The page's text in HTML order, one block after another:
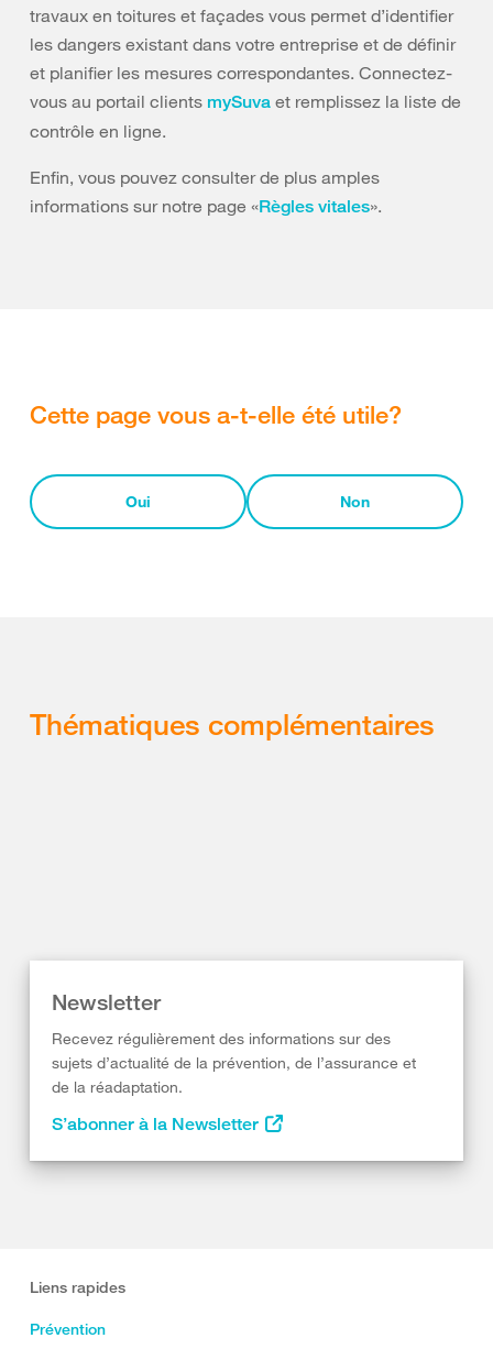
travaux en toitures et façades vous permet d’identifier
les dangers existant dans votre entreprise et de définir
et planifier les mesures correspondantes. Connectez-
vous au portail clients mySuva et remplissez la liste de
contrôle en ligne.
Enfin, vous pouvez consulter de plus amples
informations sur notre page «Règles vitales».
Cette page vous a-t-elle été utile?
Oui Non
Thématiques complémentaires
Newsletter
Recevez régulièrement des informations sur des
sujets d’actualité de la prévention, de l’assurance et
de la réadaptation.
S’abonner à la Newsletter
Liens rapides
Prévention